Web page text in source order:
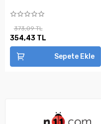
373,09 TL
354,43 TL
Sepete Ekle